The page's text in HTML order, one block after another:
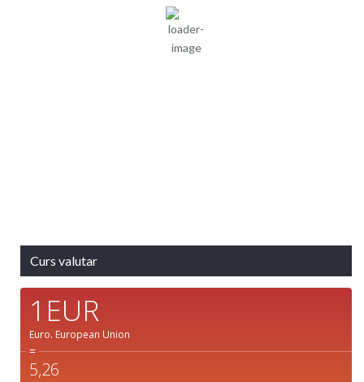
70 %
1015 mb
3 mph
Curs valutar
1EUR
Euro. European Union
=
5,26